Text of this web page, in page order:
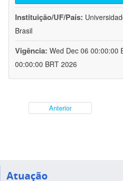
Instituição/UF/País:
Brasil
Vigência: Wed Dec 06 00:00:00
00:00:00 BRT 2026
Anterior
Atuação